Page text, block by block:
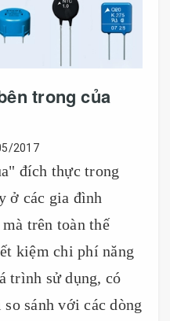
trong của
2017
đích thực trong
ở các gia đình
trên toàn thế
kiệm chi phí năng
trình sử dụng, có
sánh với các dòng